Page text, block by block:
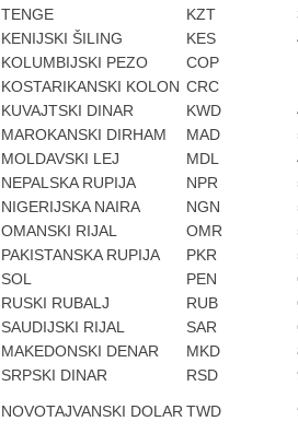
TENGE KZT
KENIJSKI ŠILING KES
KOLUMBIJSKI PEZO COP
KOSTARIKANSKI KOLON CRC
KUVAJTSKI DINAR KWD
MAROKANSKI DIRHAM MAD
MOLDAVSKI LEJ MDL
NEPALSKA RUPIJA NPR
NIGERIJSKA NAIRA NGN
OMANSKI RIJAL OMR
PAKISTANSKA RUPIJA PKR
SOL PEN
RUSKI RUBALJ RUB
SAUDIJSKI RIJAL SAR
MAKEDONSKI DENAR MKD
SRPSKI DINAR RSD
NOVOTAJVANSKI DOLAR TWD